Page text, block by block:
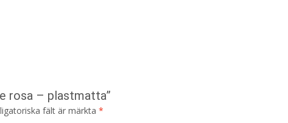
rosa – plastmatta”
fält är märkta *